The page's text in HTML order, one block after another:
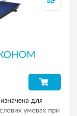
для
умовах при